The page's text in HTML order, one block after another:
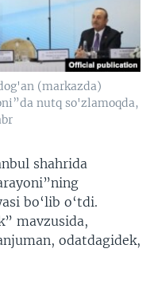
(markazda)
nutq so'zlamoqda,
shahrida
bo‘lib o‘tdi.
mavzusida,
odatdagidek,